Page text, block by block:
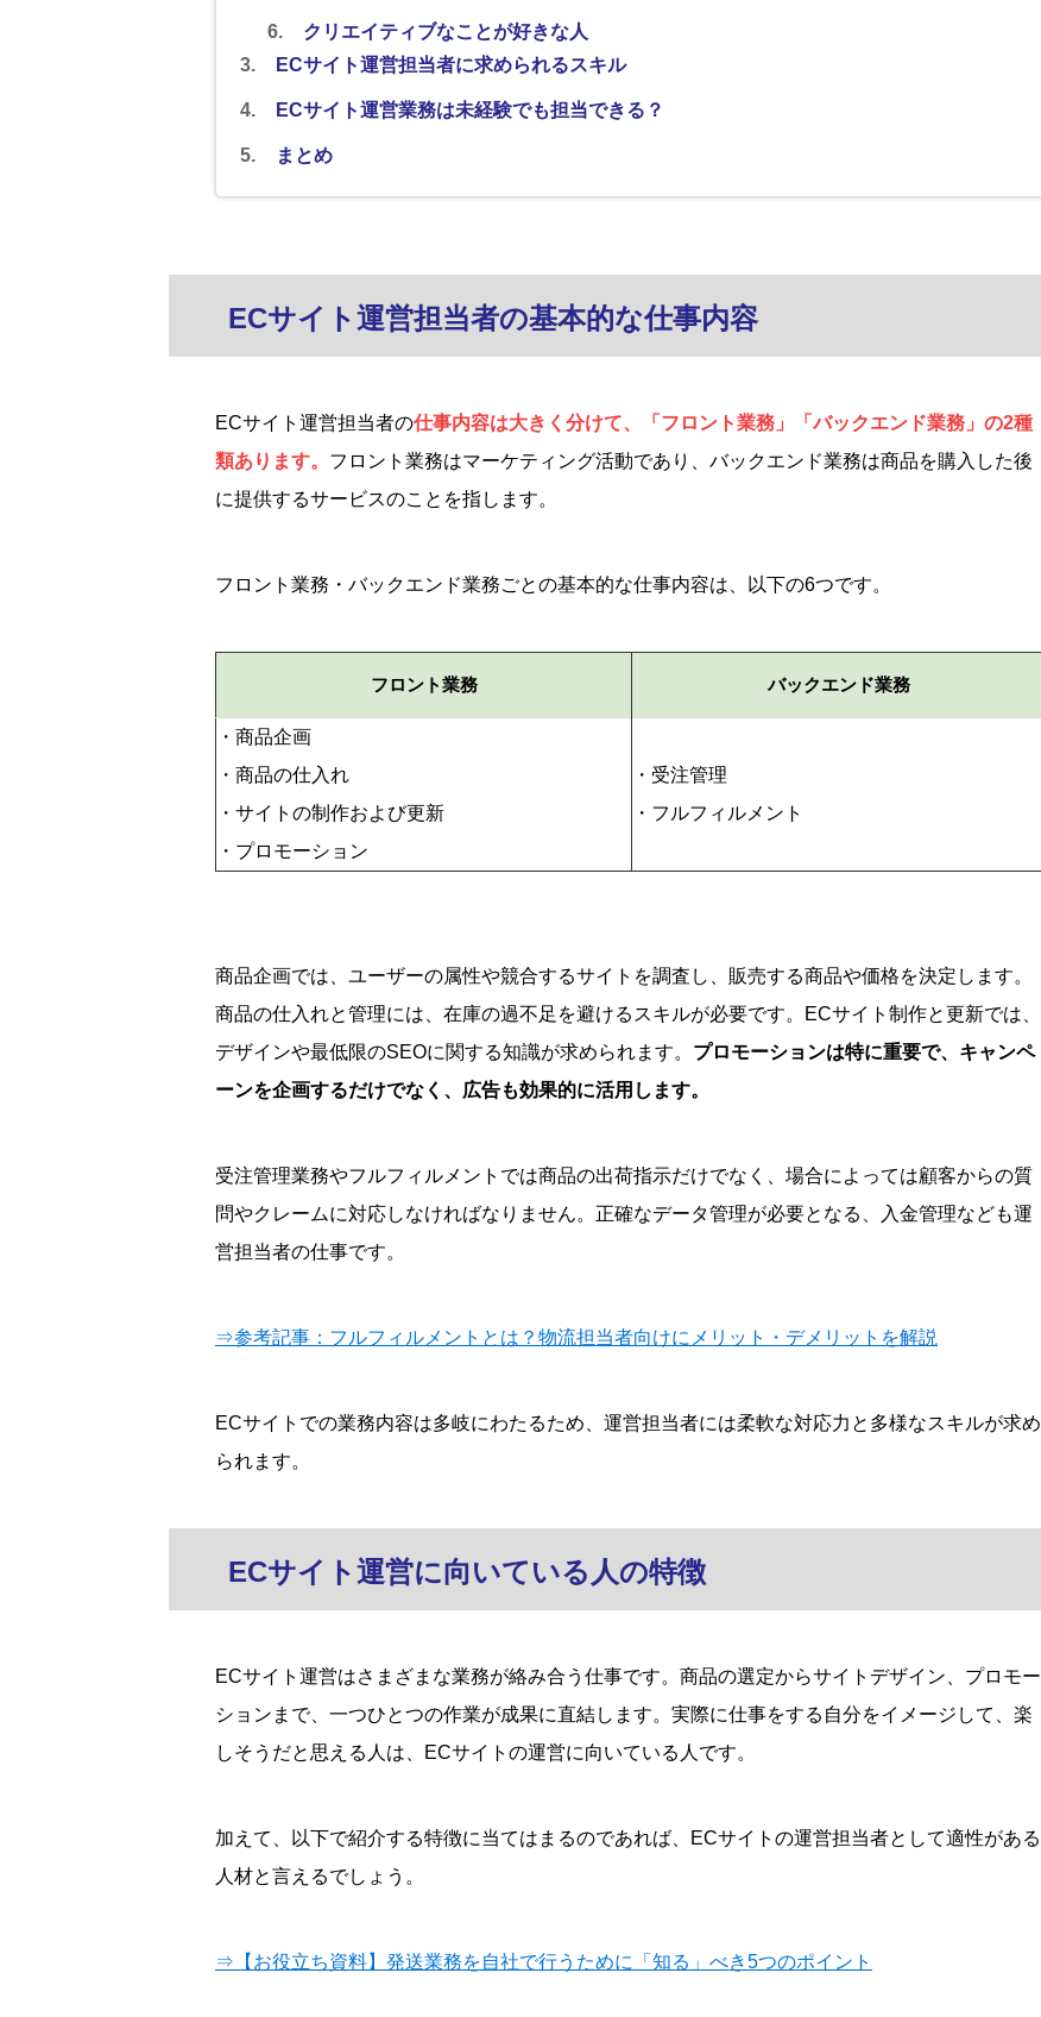
クリエイティブなことが好きな人
ECサイト運営担当者に求められるスキル
ECサイト運営業務は未経験でも担当できる？
まとめ
ECサイト運営担当者の基本的な仕事内容
ECサイト運営担当者の仕事内容は大きく分けて、「フロント業務」「バックエンド業務」の2種
類あります。 フロント業務はマーケティング活動であり、バックエンド業務は商品を購入した後
に提供するサービスのことを指します。
フロント業務・バックエンド業務ごとの基本的な仕事内容は、以下の6つです。
フロント業務 バックエンド業務
・商品企画
・商品の仕入れ
・サイトの制作および更新
・プロモーション
・受注管理
・フルフィルメント
商品企画では、ユーザーの属性や競合するサイトを調査し、販売する商品や価格を決定します。
商品の仕入れと管理には、在庫の過不足を避けるスキルが必要です。ECサイト制作と更新では、
デザインや最低限のSEOに関する知識が求められます。 プロモーションは特に重要で、キャンペ
ーンを企画するだけでなく、広告も効果的に活用します。
受注管理業務やフルフィルメントでは商品の出荷指示だけでなく、場合によっては顧客からの質
問やクレームに対応しなければなりません。正確なデータ管理が必要となる、入金管理なども運
営担当者の仕事です。
⇒参考記事：フルフィルメントとは？物流担当者向けにメリット・デメリットを解説
ECサイトでの業務内容は多岐にわたるため、運営担当者には柔軟な対応力と多様なスキルが求め
られます。
ECサイト運営に向いている人の特徴
ECサイト運営はさまざまな業務が絡み合う仕事です。商品の選定からサイトデザイン、プロモー
ションまで、一つひとつの作業が成果に直結します。実際に仕事をする自分をイメージして、楽
しそうだと思える人は、ECサイトの運営に向いている人です。
加えて、以下で紹介する特徴に当てはまるのであれば、ECサイトの運営担当者として適性がある
人材と言えるでしょう。
⇒【お役立ち資料】発送業務を自社で行うために「知る」べき5つのポイント